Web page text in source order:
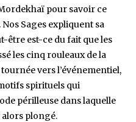
pour savoir ce
Sages expliquent sa
être est-ce du fait que les
les cinq rouleaux de la
tournée vers l’événementiel,
spirituels qui
périlleuse dans laquelle
alors plongé.